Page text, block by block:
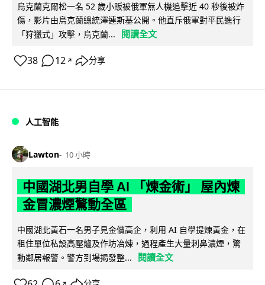
烏克蘭克爾松一名 52 歲小販被俄軍無人機追擊近 40 秒後被炸
傷，影片由烏克蘭總統澤連斯基公開。他直斥俄軍對平民進行
「狩獵式」攻擊，烏克蘭...
閱讀全文
38 12 ↗ 分享
人工智能
Lawton 10 小時
中國湖北男自學 AI 「煉金術」 屋內煉
金冒濃煙驚動全區
中國湖北黃石一名男子見金價高企，利用 AI 自學提煉黃金，在
租住單位私設高壓爐及作坊冶煉，過程產生大量刺鼻濃煙，驚
動鄰居報警。警方到場揭發整...
閱讀全文